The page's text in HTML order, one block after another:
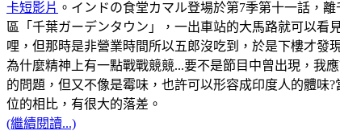
卡短影片 。インドの食堂カマル登場於第7季第十一話，
區「千葉ガーデンタウン」，一出車站的大馬路就可以看
哩，但那時是非營業時間所以五郎沒吃到，於是下樓才發
為什麼精神上有一點戰戰競競...要不是節目中曾出現，我
的問題，但又不像是霉味，也許可以形容成印度人的體味
位的相比，有很大的落差。
(繼續閱讀...)